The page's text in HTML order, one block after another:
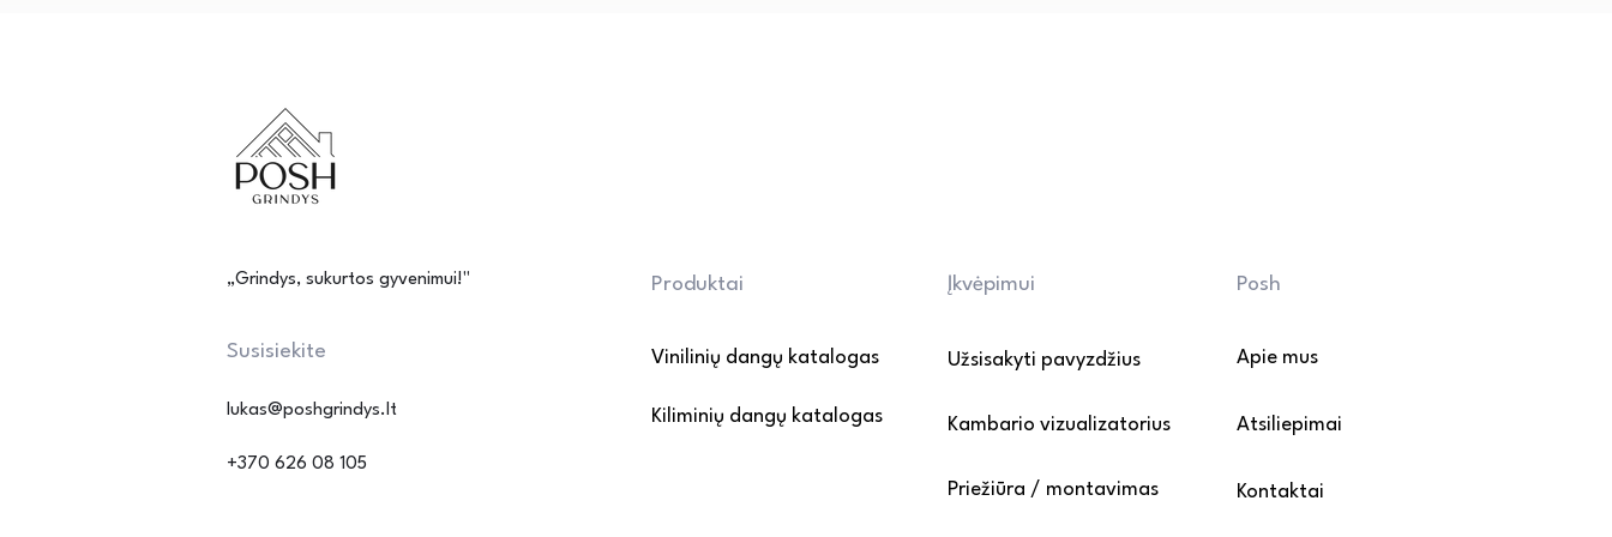
Daugiau informacijos rasite Priežiūros ir montavimo
„Grindys, sukurtos gyvenimui!"
Susisiekite
lukas@poshgrindys.lt
Produktai
Vinilinių dangų katalogas
Kiliminių dangų katalogas
+370 626 08 105
Įkvėpimui
Užsisakyti pavyzdžius
Kambario vizualizatorius
Priežiūra / montavimas
Posh
Apie mus
Atsiliepimai
Kontaktai